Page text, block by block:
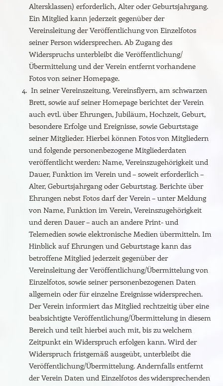
Altersklassen) erforderlich, Alter oder Geburtsjahrgang.
Ein Mitglied kann jederzeit gegenüber der
Vereinsleitung der Veröffentlichung von Einzelfotos
seiner Person widersprechen. Ab Zugang des
Widerspruchs unterbleibt die Veröffentlichung/
Übermittelung und der Verein entfernt vorhandene
Fotos von seiner Homepage.
In seiner Vereinszeitung, Vereinsflyern, am schwarzen
Brett, sowie auf seiner Homepage berichtet der Verein
auch evtl. über Ehrungen, Jubiläum, Hochzeit, Geburt,
besondere Erfolge und Ereignisse, sowie Geburtstage
seiner Mitglieder. Hierbei können Fotos von Mitgliedern
und folgende personenbezogene Mitgliederdaten
veröffentlicht werden: Name, Vereinszugehörigkeit und
Dauer, Funktion im Verein und – soweit erforderlich –
Alter, Geburtsjahrgang oder Geburtstag. Berichte über
Ehrungen nebst Fotos darf der Verein – unter Meldung
von Name, Funktion im Verein, Vereinszugehörigkeit
und deren Dauer – auch an andere Print- und
Telemedien sowie elektronische Medien übermitteln. Im
Hinblick auf Ehrungen und Geburtstage kann das
betroffene Mitglied jederzeit gegenüber der
Vereinsleitung der Veröffentlichung/Übermittelung von
Einzelfotos, sowie seiner personenbezogenen Daten
allgemein oder für einzelne Ereignisse widersprechen.
Der Verein informiert das Mitglied rechtzeitig über eine
beabsichtigte Veröffentlichung/Übermittelung in diesem
Bereich und teilt hierbei auch mit, bis zu welchem
Zeitpunkt ein Widerspruch erfolgen kann. Wird der
Widerspruch fristgemäß ausgeübt, unterbleibt die
Veröffentlichung/Übermittelung. Andernfalls entfernt
der Verein Daten und Einzelfotos des widersprechenden